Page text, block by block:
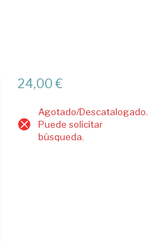
24,00 €
Agotado/Descatalogado.
Puede solicitar
búsqueda.